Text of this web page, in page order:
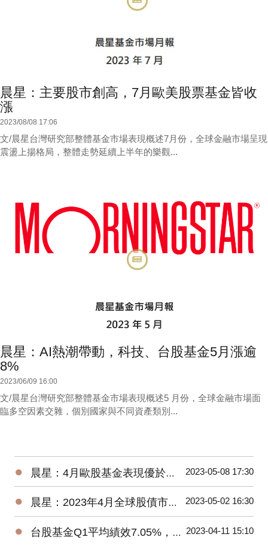
晨星：主要股市創高，7月歐美股票基金皆收
漲
2023/08/08 17:06
文/晨星台灣研究部整體基金市場表現概述7月份，全球金融市場呈現
震盪上揚格局，整體走勢延續上半年的樂觀...
晨星：AI熱潮帶動，科技、台股基金5月漲逾
8%
2023/06/09 16:00
文/晨星台灣研究部整體基金市場表現概述5 月份，全球金融市場面
臨多空因素交雜，個別國家與不同資產類別...
● 晨星：4月歐股基金表現優於美股、亞股，債券基金漲跌不一 2023-05-08 17:30
● 晨星：2023年4月全球股債市展望 2023-05-02 16:30
● 台股基金Q1平均績效7.05%，台灣中小型平均報酬率來到18.93% 2023-04-11 15:10